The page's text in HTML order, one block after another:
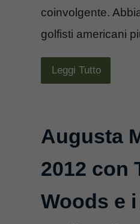
coinvolgente.
golfisti americani
Leggi Tutto
Augusta
2012 con
Woods e